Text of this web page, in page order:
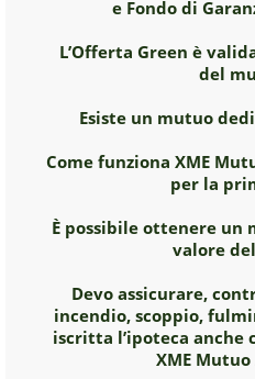
e Fondo di
L’Offerta Green è
del
Esiste un mutuo
Come funziona XME
per la
È possibile ottenere un
valore
Devo assicurare,
incendio, scoppio,
iscritta l’ipoteca anche
XME